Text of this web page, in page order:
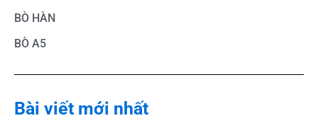
BÒ HÀN
BÒ A5
Bài viết mới nhất